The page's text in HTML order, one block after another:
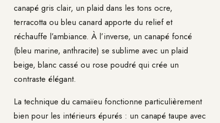
canapé gris clair, un plaid dans les tons ocre,
terracotta ou bleu canard apporte du relief et
réchauffe l’ambiance. À l’inverse, un canapé foncé
(bleu marine, anthracite) se sublime avec un plaid
beige, blanc cassé ou rose poudré qui crée un
contraste élégant.
La technique du camaïeu fonctionne particulièrement
bien pour les intérieurs épurés : un canapé taupe avec